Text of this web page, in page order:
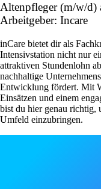
Altenpfleger (m/w/d)
Arbeitgeber: Incare
inCare bietet dir als
Intensivstation nicht nur
attraktiven Stundenlohn
nachhaltige
Entwicklung fördert. Mit
Einsätzen und einem
bist du hier genau richtig,
Umfeld einzubringen.